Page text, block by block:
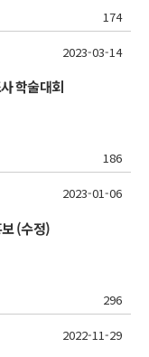
174
학술대회
186
2023-03-14
(수정)
296
2023-01-06
2022-11-29